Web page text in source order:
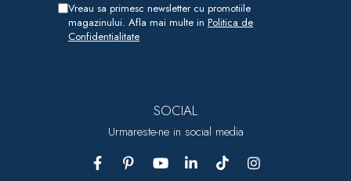
Vreau sa primesc newsletter cu promotiile
magazinului. Afla mai multe in Politica de
Confidentialitate
SOCIAL
Urmareste-ne in social media